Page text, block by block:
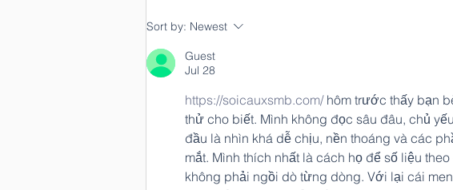
Sort by: Newest
Guest
Jul 28
https://soicauxsmb.com/ hôm trước thấy bạn
thử cho biết. Mình không đọc sâu đâu, chủ
đầu là nhìn khá dễ chịu, nền thoáng và các
mắt. Mình thích nhất là cách họ để số liệu
không phải ngồi dò từng dòng. Với lại cái